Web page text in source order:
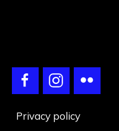
Privacy policy